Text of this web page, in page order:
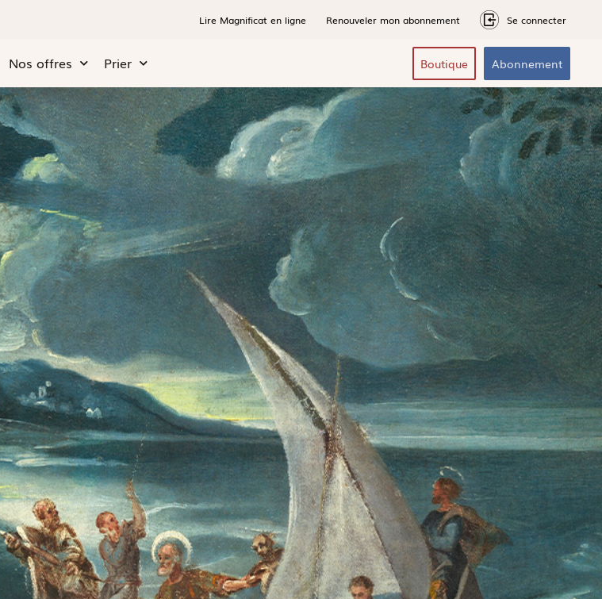
Lire Magnificat en ligne Renouveler mon abonnement Se connecter
Nos offres Prier Boutique Abonnement